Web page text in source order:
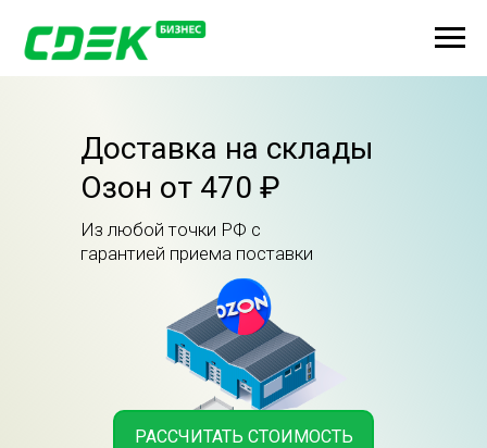
Доставка на склады
Озон от 470 ₽
РАССЧИТАТЬ СТОИМОСТЬ
Из любой точки РФ с
гарантией приема поставки